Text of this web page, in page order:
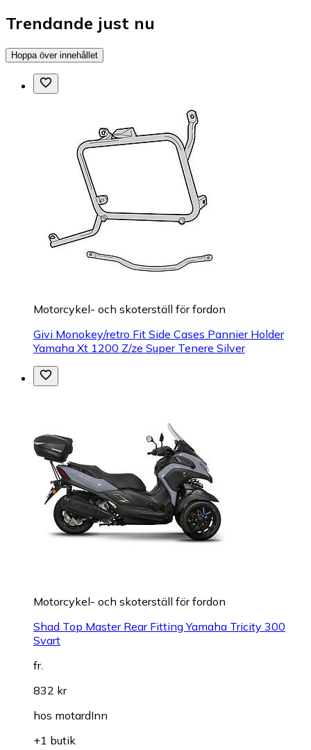
Trendande just nu
Hoppa över innehållet
Motorcykel- och skoterställ för fordon
Givi Monokey/retro Fit Side Cases Pannier Holder
Yamaha Xt 1200 Z/ze Super Tenere Silver
Motorcykel- och skoterställ för fordon
Shad Top Master Rear Fitting Yamaha Tricity 300
Svart
fr.
832 kr
hos motardInn
+1 butik